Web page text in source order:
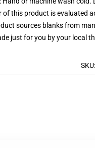
of this product is evaluated
sources blanks from
just for you by your local
SKU: